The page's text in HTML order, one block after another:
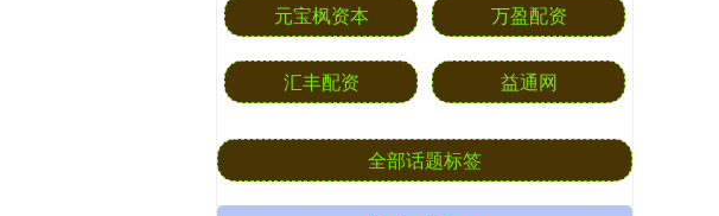
元宝枫资本 万盈配资
汇丰配资 益通网
全部话题标签